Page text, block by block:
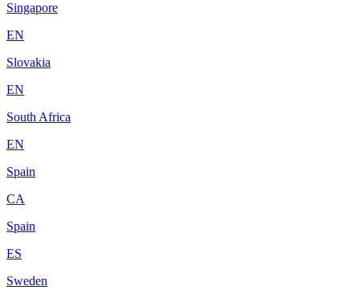
Singapore
EN
Slovakia
EN
South Africa
EN
Spain
CA
Spain
ES
Sweden